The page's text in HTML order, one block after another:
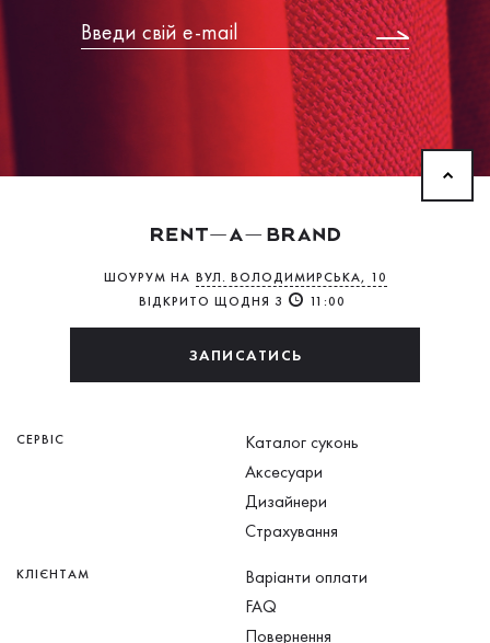
ШОУРУМ НА ВУЛ. ВОЛОДИМИРСЬКА, 10
ВІДКРИТО ЩОДНЯ З
11:00
ЗАПИСАТИСЬ
СЕРВІС
Каталог суконь
Аксесуари
Дизайнери
Страхування
КЛІЄНТАМ
Варіанти оплати
FAQ
Повернення